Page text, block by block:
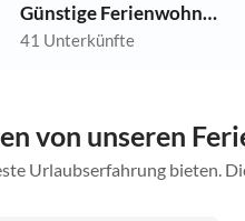
Günstige Ferienwohnungen
41 Unterkünfte
von unseren
Urlaubserfahrung bieten.